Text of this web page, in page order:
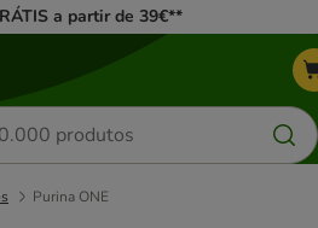
a partir de 39€**
Purina ONE